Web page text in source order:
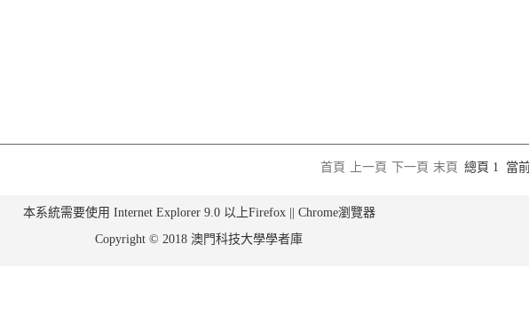
首頁
上一頁 下一頁 末頁 總頁 1 當
本系統需要使用 Internet Explorer 9.0 以上Firefox || Chrome瀏覽器
Copyright © 2018 澳門科技大學學者庫